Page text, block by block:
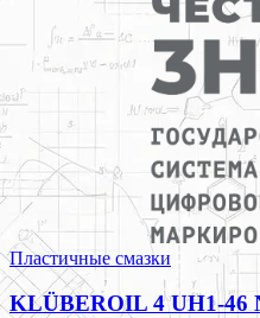
Пластичные смазки
KLÜBEROIL 4 UH1-46